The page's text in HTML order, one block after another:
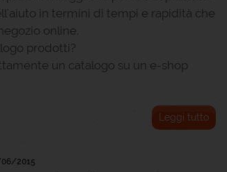
in termini di tempi e rapidità che
online.
prodotti?
un catalogo su un e-shop
Leggi tutto
2015